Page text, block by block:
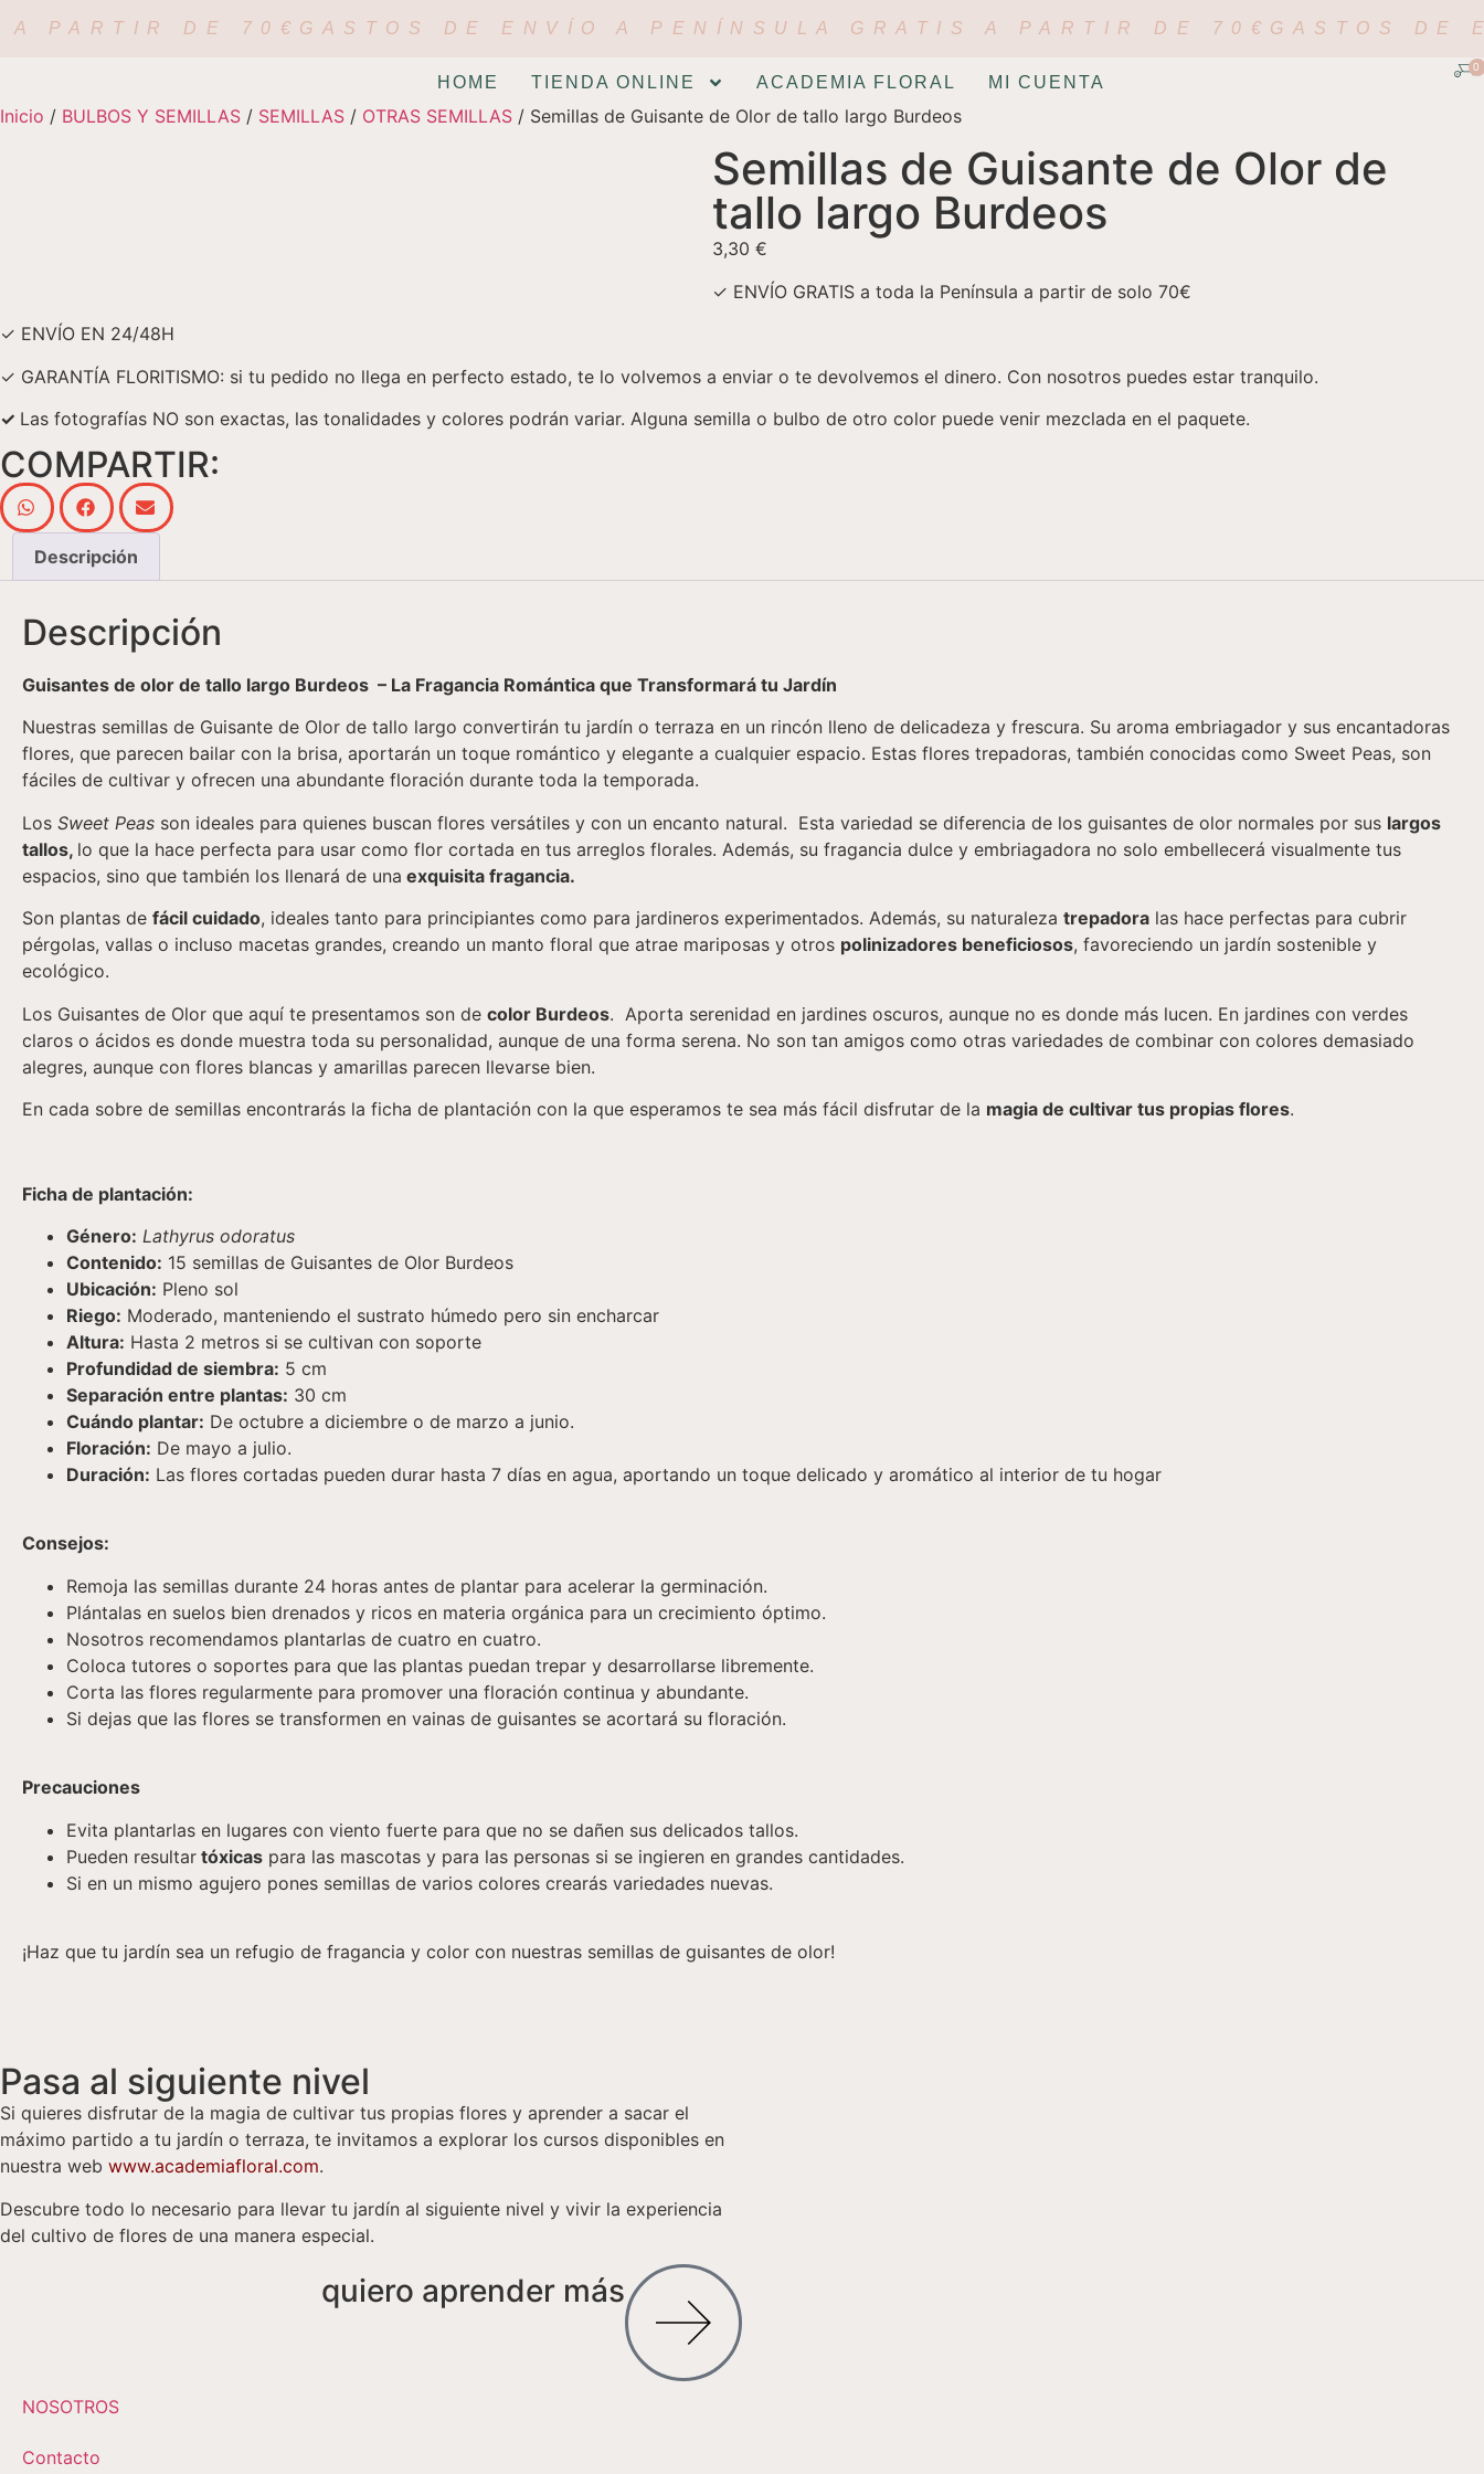
A PARTIR DE 70€ GASTOS DE ENVÍO A PENÍNSULA GRATIS A PARTIR DE 70€ GASTOS DE
HOME TIENDA ONLINE ACADEMIA FLORAL MI CUENTA
0
Inicio / BULBOS Y SEMILLAS / SEMILLAS / OTRAS SEMILLAS / Semillas de Guisante de Olor de tallo largo Burdeos
Semillas de Guisante de Olor de
tallo largo Burdeos
3,30€
✓ ENVÍO GRATIS a toda la Península a partir de solo 70€
✓ ENVÍO EN 24/48H
✓ GARANTÍA FLORITISMO: si tu pedido no llega en perfecto estado, te lo volvemos a enviar o te devolvemos el dinero. Con nosotros puedes estar tranquilo.
✓ Las fotografías NO son exactas, las tonalidades y colores podrán variar. Alguna semilla o bulbo de otro color puede venir mezclada en el paquete.
COMPARTIR:
Descripción
Descripción
Guisantes de olor de tallo largo Burdeos – La Fragancia Romántica que Transformará tu Jardín
Nuestras semillas de Guisante de Olor de tallo largo convertirán tu jardín o terraza en un rincón lleno de delicadeza y frescura. Su aroma embriagador y sus encantadoras
flores, que parecen bailar con la brisa, aportarán un toque romántico y elegante a cualquier espacio. Estas flores trepadoras, también conocidas como Sweet Peas, son
fáciles de cultivar y ofrecen una abundante floración durante toda la temporada.
Los Sweet Peas son ideales para quienes buscan flores versátiles y con un encanto natural. Esta variedad se diferencia de los guisantes de olor normales por sus largos
tallos, lo que la hace perfecta para usar como flor cortada en tus arreglos florales. Además, su fragancia dulce y embriagadora no solo embellecerá visualmente tus
espacios, sino que también los llenará de una exquisita fragancia.
Son plantas de fácil cuidado, ideales tanto para principiantes como para jardineros experimentados. Además, su naturaleza trepadora las hace perfectas para cubrir
pérgolas, vallas o incluso macetas grandes, creando un manto floral que atrae mariposas y otros polinizadores beneficiosos, favoreciendo un jardín sostenible y
ecológico.
Los Guisantes de Olor que aquí te presentamos son de color Burdeos. Aporta serenidad en jardines oscuros, aunque no es donde más lucen. En jardines con verdes
claros o ácidos es donde muestra toda su personalidad, aunque de una forma serena. No son tan amigos como otras variedades de combinar con colores demasiado
alegres, aunque con flores blancas y amarillas parecen llevarse bien.
En cada sobre de semillas encontrarás la ficha de plantación con la que esperamos te sea más fácil disfrutar de la magia de cultivar tus propias flores.
Ficha de plantación:
Género: Lathyrus odoratus
Contenido: 15 semillas de Guisantes de Olor Burdeos
Ubicación: Pleno sol
Riego: Moderado, manteniendo el sustrato húmedo pero sin encharcar
Altura: Hasta 2 metros si se cultivan con soporte
Profundidad de siembra: 5 cm
Separación entre plantas: 30 cm
Cuándo plantar: De octubre a diciembre o de marzo a junio.
Floración: De mayo a julio.
Duración: Las flores cortadas pueden durar hasta 7 días en agua, aportando un toque delicado y aromático al interior de tu hogar
Consejos:
Remoja las semillas durante 24 horas antes de plantar para acelerar la germinación.
Plántalas en suelos bien drenados y ricos en materia orgánica para un crecimiento óptimo.
Nosotros recomendamos plantarlas de cuatro en cuatro.
Coloca tutores o soportes para que las plantas puedan trepar y desarrollarse libremente.
Corta las flores regularmente para promover una floración continua y abundante.
Si dejas que las flores se transformen en vainas de guisantes se acortará su floración.
Precauciones
Evita plantarlas en lugares con viento fuerte para que no se dañen sus delicados tallos.
Pueden resultar tóxicas para las mascotas y para las personas si se ingieren en grandes cantidades.
Si en un mismo agujero pones semillas de varios colores crearás variedades nuevas.
¡Haz que tu jardín sea un refugio de fragancia y color con nuestras semillas de guisantes de olor!
Pasa al siguiente nivel
Si quieres disfrutar de la magia de cultivar tus propias flores y aprender a sacar el
máximo partido a tu jardín o terraza, te invitamos a explorar los cursos disponibles en
nuestra web www.academiafloral.com.
Descubre todo lo necesario para llevar tu jardín al siguiente nivel y vivir la experiencia
del cultivo de flores de una manera especial.
quiero aprender más
NOSOTROS
Contacto